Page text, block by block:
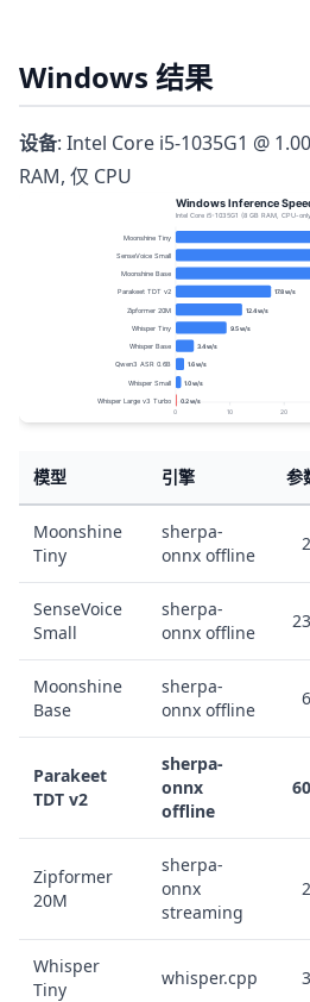
Windows 结果
设备: Intel Core i5-1035G1 @
RAM, 仅 CPU
模型 引擎 参
Moonshine
Tiny
sherpa-
onnx offline
SenseVoice
Small
sherpa-
onnx offline
Moonshine
Base
sherpa-
onnx offline
Parakeet
TDT v2
sherpa-
onnx
offline
Zipformer
20M
sherpa-
onnx
streaming
Whisper
Tiny
whisper.cpp